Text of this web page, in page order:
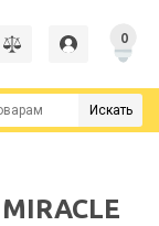
0
Искать